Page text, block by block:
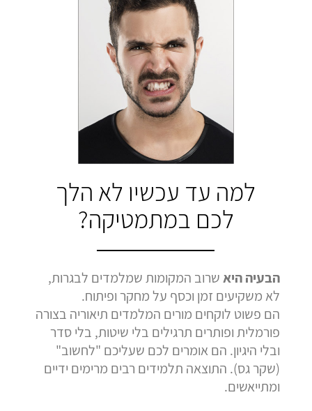
Maor Cohen
בגרות 4 יחידות
לחץ לצפייה
בהמלצה
לחץ לצפייה
בהמלצה
Hedva Mettoudi
בגרות 3 יחידות
ציון 100
בהמלצה
לחץ לצפייה
בהמלצה
למה עד עכשיו לא הלך
לכם במתמטיקה?
הבעיה היאשרוב המקומות שמלמדים לבגרות,
לא משקיעים זמן וכסף על מחקר ופיתוח.
הם פשוט לוקחים מורים המלמדים תיאוריה בצורה
פורמלית ופותרים תרגילים בלי שיטות, בלי סדר
ובלי היגיון. הם אומרים לכם שעליכם "לחשוב"
(שקר גס). התוצאה תלמידים רבים מרימים ידיים
ומתייאשים.